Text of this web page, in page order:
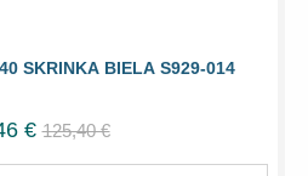
SKRINKA BIELA S929-014
€ 125,40 €